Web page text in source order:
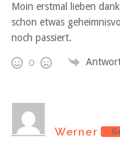
Moin erstmal lieben
schon etwas
noch passiert.
0
Werner